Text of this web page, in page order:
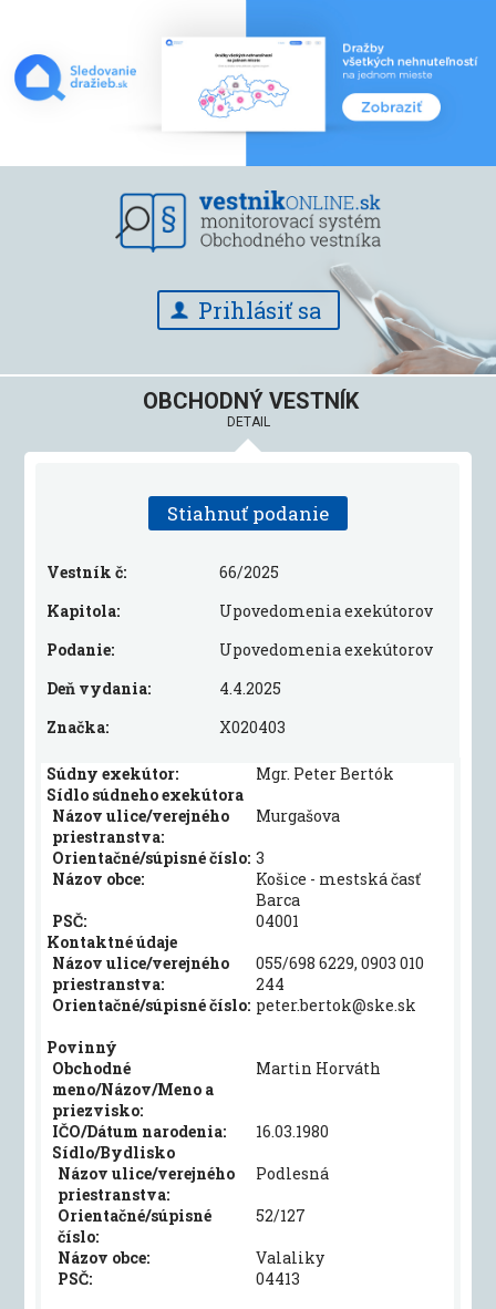
Prihlásiť sa
OBCHODNÝ VESTNÍK
DETAIL
Stiahnuť podanie
Vestník č:
66/2025
Kapitola:
Upovedomenia exekútorov
Podanie:
Upovedomenia exekútorov
Deň vydania:
4.4.2025
Značka:
X020403
Súdny exekútor:
Mgr. Peter Bertók
Sídlo súdneho exekútora
Názov ulice/verejného
priestranstva:
Murgašova
Orientačné/súpisné číslo: 3
Názov obce:
Košice - mestská časť
Barca
PSČ:
04001
Kontaktné údaje
Názov ulice/verejného
priestranstva:
055/698 6229, 0903 010
244
Orientačné/súpisné číslo: peter.bertok@ske.sk
Povinný
Obchodné
meno/Názov/Meno a
priezvisko:
Martin Horváth
IČO/Dátum narodenia:
16.03.1980
Sídlo/Bydlisko
Názov ulice/verejného
priestranstva:
Podlesná
Orientačné/súpisné
číslo:
52/127
Názov obce:
Valaliky
PSČ:
04413